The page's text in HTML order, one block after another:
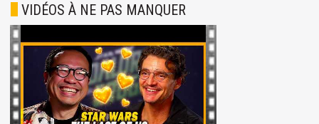
VIDÉOS À NE PAS MANQUER